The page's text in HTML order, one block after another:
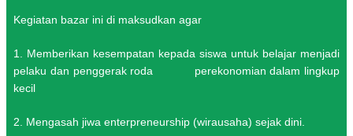
Kegiatan bazar ini di maksudkan agar
1. Memberikan kesempatan kepada siswa untuk belajar menjadi
pelaku dan penggerak roda perekonomian dalam lingkup
kecil
2. Mengasah jiwa enterpreneurship (wirausaha) sejak dini.